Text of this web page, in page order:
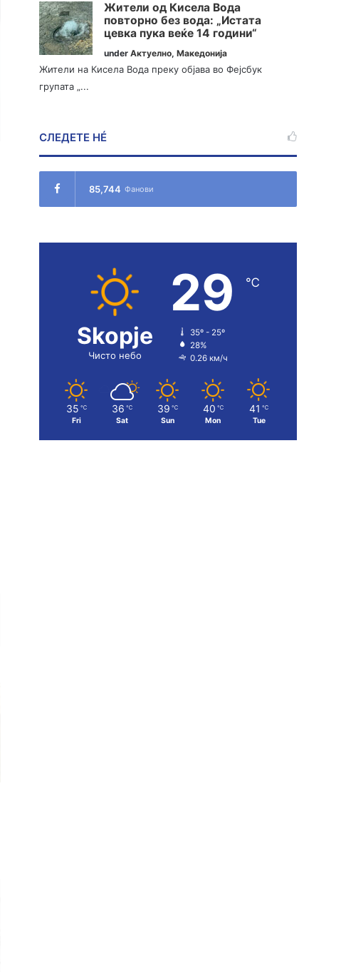
Жители од Кисела Вода
повторно без вода: „Истата
цевка пука веќе 14 години“
underАктуелно,Македонија
Жители на Кисела Вода преку објава во Фејсбук
групата „...
СЛЕДЕТЕ НÉ
85,744 Фанови
Skopje
Чисто небо
29 ℃
35º - 25º
28%
0.26 км/ч
35 ℃
Fri
36 ℃
Sat
39 ℃
Sun
40 ℃
Mon
41 ℃
Tue